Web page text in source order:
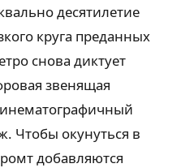
десятилетие
круга преданных
снова диктует
звенящая
Чтобы окунуться в
добавляются